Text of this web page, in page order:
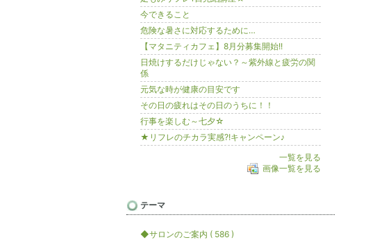
今できること
危険な暑さに対応するために…
【マタニティカフェ】8月分募集開始!!
日焼けするだけじゃない？～紫外線と疲労の関
係
元気な時が健康の目安です
その日の疲れはその日のうちに！！
行事を楽しむ～七夕☆
★リフレのチカラ実感?!キャンペーン♪
一覧を見る
画像一覧を見る
テーマ
◆サロンのご案内 ( 586 )